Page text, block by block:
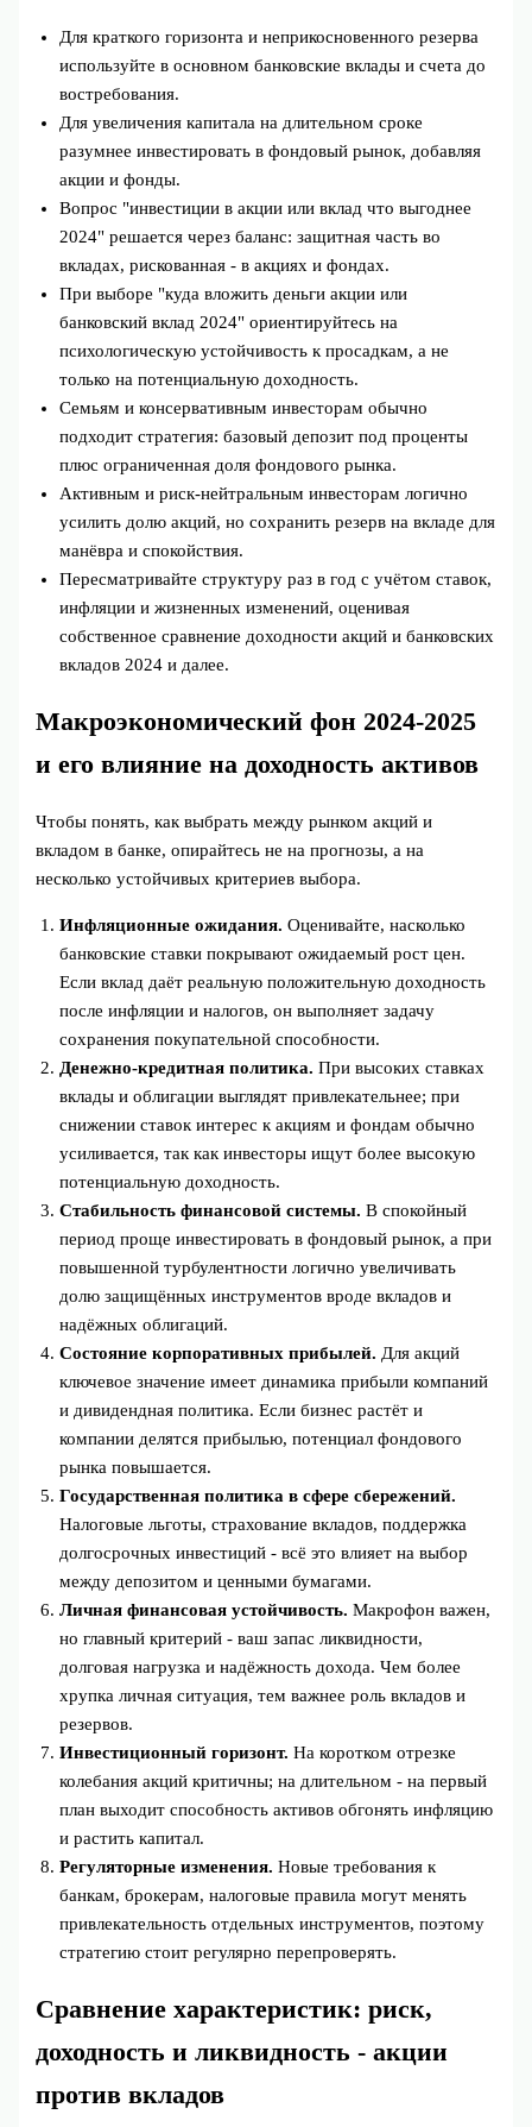
Для краткого горизонта и неприкосновенного резерва
используйте в основном банковские вклады и счета до
востребования.
Для увеличения капитала на длительном сроке
разумнее инвестировать в фондовый рынок, добавляя
акции и фонды.
Вопрос "инвестиции в акции или вклад что выгоднее
2024" решается через баланс: защитная часть во
вкладах, рискованная - в акциях и фондах.
При выборе "куда вложить деньги акции или
банковский вклад 2024" ориентируйтесь на
психологическую устойчивость к просадкам, а не
только на потенциальную доходность.
Семьям и консервативным инвесторам обычно
подходит стратегия: базовый депозит под проценты
плюс ограниченная доля фондового рынка.
Активным и риск-нейтральным инвесторам логично
усилить долю акций, но сохранить резерв на вкладе для
манёвра и спокойствия.
Пересматривайте структуру раз в год с учётом ставок,
инфляции и жизненных изменений, оценивая
собственное сравнение доходности акций и банковских
вкладов 2024 и далее.
Макроэкономический фон 2024-2025
и его влияние на доходность активов
Чтобы понять, как выбрать между рынком акций и
вкладом в банке, опирайтесь не на прогнозы, а на
несколько устойчивых критериев выбора.
Инфляционные ожидания. Оценивайте, насколько
банковские ставки покрывают ожидаемый рост цен.
Если вклад даёт реальную положительную доходность
после инфляции и налогов, он выполняет задачу
сохранения покупательной способности.
Денежно-кредитная политика. При высоких ставках
вклады и облигации выглядят привлекательнее; при
снижении ставок интерес к акциям и фондам обычно
усиливается, так как инвесторы ищут более высокую
потенциальную доходность.
Стабильность финансовой системы. В спокойный
период проще инвестировать в фондовый рынок, а при
повышенной турбулентности логично увеличивать
долю защищённых инструментов вроде вкладов и
надёжных облигаций.
Состояние корпоративных прибылей. Для акций
ключевое значение имеет динамика прибыли компаний
и дивидендная политика. Если бизнес растёт и
компании делятся прибылью, потенциал фондового
рынка повышается.
Государственная политика в сфере сбережений.
Налоговые льготы, страхование вкладов, поддержка
долгосрочных инвестиций - всё это влияет на выбор
между депозитом и ценными бумагами.
Личная финансовая устойчивость. Макрофон важен,
но главный критерий - ваш запас ликвидности,
долговая нагрузка и надёжность дохода. Чем более
хрупка личная ситуация, тем важнее роль вкладов и
резервов.
Инвестиционный горизонт. На коротком отрезке
колебания акций критичны; на длительном - на первый
план выходит способность активов обгонять инфляцию
и растить капитал.
Регуляторные изменения. Новые требования к
банкам, брокерам, налоговые правила могут менять
привлекательность отдельных инструментов, поэтому
стратегию стоит регулярно перепроверять.
Сравнение характеристик: риск,
доходность и ликвидность - акции
против вкладов